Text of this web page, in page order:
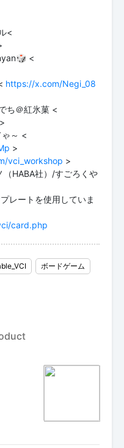
<
<
https://x.com/Negi_08
ち＠紅氷菓 <
>
～ <
>
vci_workshop >
レートを使用していま
card.php
ボードゲーム